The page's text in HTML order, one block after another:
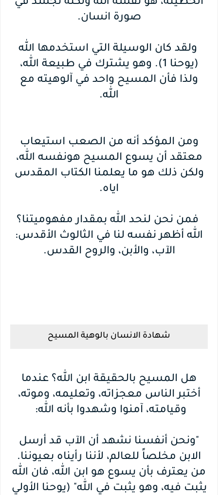
الخطيئة، هو نفسه الله ولكنه تجسد في
صورة انسان.
ولقد كان الوسيلة التي استخدمها الله
(يوحنا 1). وهو يشترك في طبيعة الله،
ولذا فأن المسيح واحد في آلوهيته مع
الله.
ومن المؤكد أنه من الصعب استيعاب
معتقد أن يسوع المسيح هونفسه الله،
ولكن ذلك هو ما يعلمنا الكتاب المقدس
اياه.
فمن نحن لنحد الله بمقدار مفهوميتنا؟
الله أظهر نفسه لنا في الثالوث الأقدس:
الآب، والأبن، والروح القدس.
شهادة الانسان بالوهية المسيح
هل المسيح بالحقيقة ابن الله؟ عندما
أختبر الناس معجزاته، وتعليمه، وموته،
وقيامته، آمنوا وشهدوا بأنه الله:
"ونحن أنفسنا نشهد أن الآب قد أرسل
الابن مخلصاً للعالم، لأننا رأيناه بعيوننا.
من يعترف بأن يسوع هو ابن الله، فان الله
يثبت فيه، وهو يثبت في الله" (يوحنا الأولي